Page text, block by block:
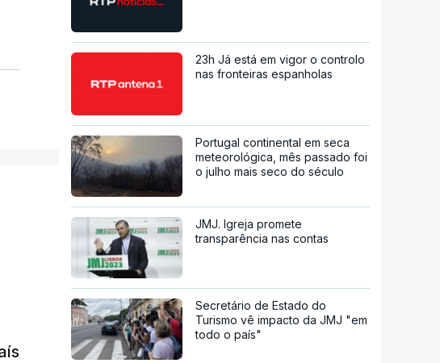
23h Já está em vigor o controlo
nas fronteiras espanholas
Portugal continental em seca
meteorológica, mês passado foi
o julho mais seco do século
JMJ. Igreja promete
transparência nas contas
Secretário de Estado do
Turismo vê impacto da JMJ "em
todo o país"